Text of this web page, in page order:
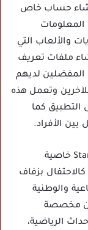
حساب خاص
والألعاب التي
ملفات تعريف
لديهم
وتعمل هذه
التطبيق كما
الأفراد.
يقدم تطبيق StarChat Group Voice Chat Room خاصية
بزفاف
والوطنية
مخصصة
الرياضية،